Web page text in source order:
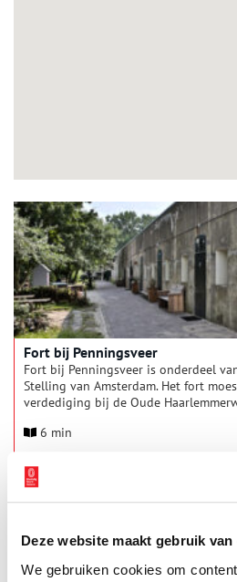
Deze website maakt gebruik van
We gebruiken cookies om
Fort bij Penningsveer
Fort bij Penningsveer is onderdeel
Stelling van Amsterdam. Het fort
verdediging bij de Oude
6 min